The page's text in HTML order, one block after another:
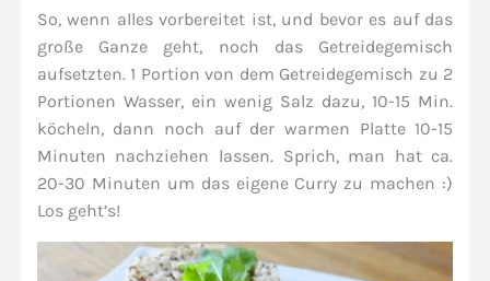
So, wenn alles vorbereitet ist, und bevor es auf das
große Ganze geht, noch das Getreidegemisch
aufsetzten. 1 Portion von dem Getreidegemisch zu 2
Portionen Wasser, ein wenig Salz dazu, 10-15 Min.
köcheln, dann noch auf der warmen Platte 10-15
Minuten nachziehen lassen. Sprich, man hat ca.
20-30 Minuten um das eigene Curry zu machen :)
Los geht’s!